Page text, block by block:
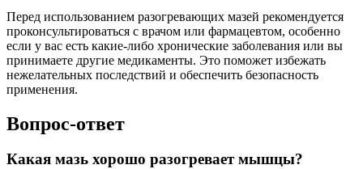
Перед использованием разогревающих мазей рекомендуется
проконсультироваться с врачом или фармацевтом, особенно
если у вас есть какие-либо хронические заболевания или вы
принимаете другие медикаменты. Это поможет избежать
нежелательных последствий и обеспечить безопасность
применения.
Вопрос-ответ
Какая мазь хорошо разогревает мышцы?